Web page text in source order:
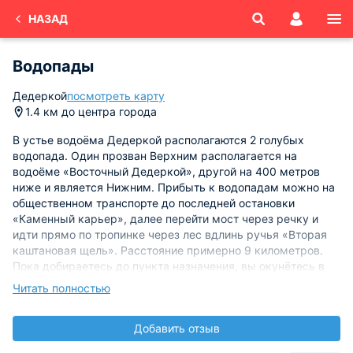
НАЗАД
Водопады
Дедеркойпосмотреть карту
1.4 км до центра города
В устье водоёма Дедеркой располагаются 2 голубых
водопада. Один прозван Верхним располагается на
водоёме «Восточный Дедеркой», другой на 400 метров
ниже и является Нижним. Прибыть к водопадам можно на
общественном транспорте до последней остановки
«Каменный карьер», далее перейти мост через речку и
идти прямо по тропинке через лес вдлинь ручья «Вторая
каштановая щель». Расстояние примерно 9 километров.
Пока добираетесь до пункта назначения, вы окунётесь в
нереально яркие пейзажи лесов с шикарными каштанами,
которые летом необычайно красивы.
Возвышенность каждого из водопадов примерно по семь
метров. Снизу водопадов не грех искупаться в каменных
Читать полностью
Добавить отзыв